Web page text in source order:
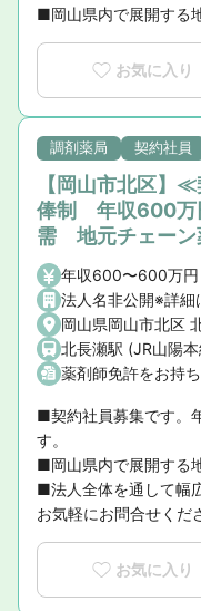
■岡山県内で展開する
お気に入り
調剤薬局 契約社員
【岡山市北区】
俸制 年収600
需 地元チェーン
年収600〜600万円
法人名非公開※詳細
岡山県岡山市北区
北長瀬駅 (JR山陽
薬剤師免許をお持
■契約社員募集です。
す。
■岡山県内で展開する
■法人全体を通して幅
お気軽にお問合せくだ
お気に入り